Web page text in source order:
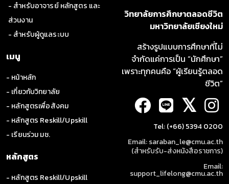
- สำหรับอาจารย์ หลักสูตร และ
ส่วนงาน
- สำหรับผู้ดูแลระบบ
เมนู
- หน้าหลัก
- เกี่ยวกับวิทยาลัย
- หลักสูตรเพื่อสังคม
- หลักสูตร Reskill/Upskill
- เรียนร่วม มช.
หลักสูตร
- หลักสูตร Reskill/Upskill
วิทยาลัยการศึกษาตลอดชีวิต
มหาวิทยาลัยเชียงใหม่
สร้างรูปแบบการศึกษาที่ไม่
จำกัดแค่การเป็น “นักศึกษา”
เพราะทุกคนคือ “ผู้เรียนรู้ตลอด
ชีวิต”
𝕏
Tel: (+66) 5394 0200
Email: saraban_le@cmu.ac.th
(สำหรับรับ-ส่งหนังสือราชการ)
Email:
support_lifelong@cmu.ac.th